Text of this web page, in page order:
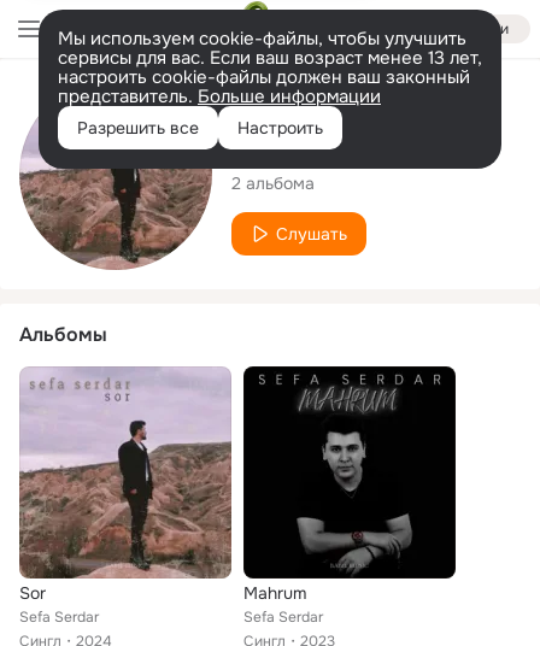
Войти
Мы используем cookie-файлы, чтобы улучшить
сервисы для вас. Если ваш возраст менее 13 лет,
настроить cookie-файлы должен ваш законный
представитель. Больше информации
Разрешить все Настроить
Исполнитель
Sefa Serdar
2 альбома
Слушать
Альбомы
Sor
Sefa Serdar
Сингл
2024
Mahrum
Sefa Serdar
Сингл
2023